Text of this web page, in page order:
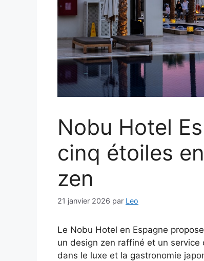
Nobu Hotel
cinq étoiles
zen
21 janvier 2026 par Leo
Le Nobu Hotel en Espagne
un design zen raffiné et un service
dans le luxe et la gastronomie